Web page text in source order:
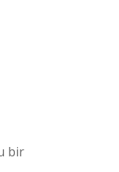
bir